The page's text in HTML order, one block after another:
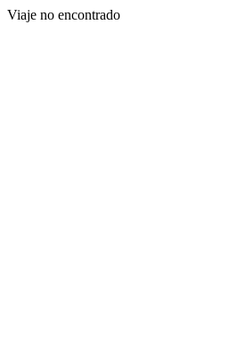
Viaje no encontrado